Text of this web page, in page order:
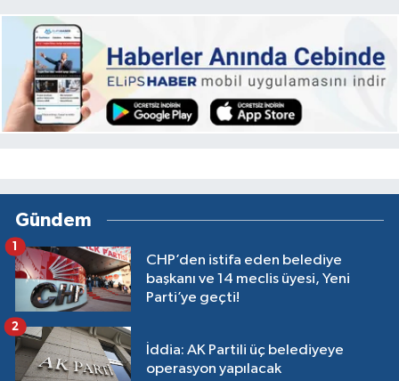
Gündem
CHP’den istifa eden belediye
başkanı ve 14 meclis üyesi, Yeni
Parti’ye geçti!
1
İddia: AK Partili üç belediyeye
operasyon yapılacak
2